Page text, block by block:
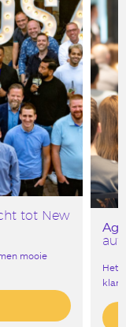
tot New
mooie
Het